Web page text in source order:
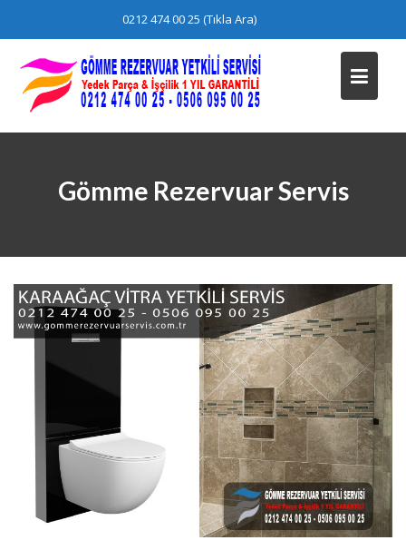
content
0212 474 00 25 (Tıkla Ara)
Gömme Rezervuar Servis